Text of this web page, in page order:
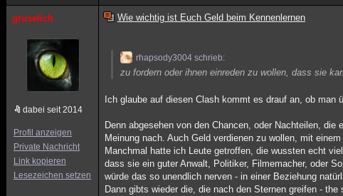
gruselich
dabei seit 2014
Profil anzeigen
Private Nachricht
Link kopieren
Lesezeichen setzen
Wie wichtig ist Euch Geld beim Kennenlernen
rhapsody3004 schrieb:
zu fordern oder ihnen einreden zu wollen, dass sie
Ich glaube auf diesen Clash kommt es drauf an, ob man
Denn abgesehen von den Chancen, oder Nachteilen,
Meinung nach. Auch Geld verdienen zu wollen, mit
Manchmal hatte ich Leute getroffen, die wussten echt
dass sie ein guter Anwalt, Politiker, Filmemacher, oder
würde das so unendlich nerven - in einer Beziehung
Dann gibts wieder die, die nach den Sternen greifen -